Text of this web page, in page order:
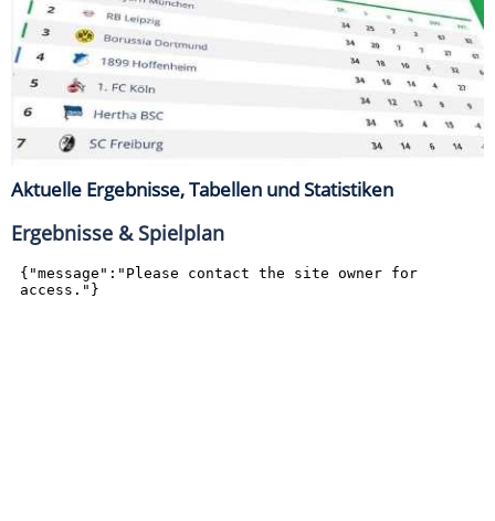
Aktuelle Ergebnisse, Tabellen und Statistiken
Ergebnisse & Spielplan